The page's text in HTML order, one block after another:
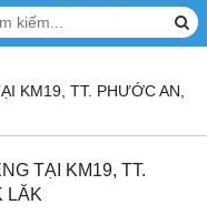
KM19, TT. PHƯỚC AN,
TẠI KM19, TT.
LĂK